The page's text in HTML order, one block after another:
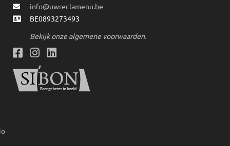
info@uwreclamenu.be
BE0893273493
Bekijk onze algemene voorwaarden.